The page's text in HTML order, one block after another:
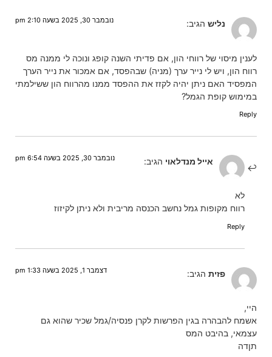
נליש הגיב: נובמבר 30, 2025 בשעה 2:10 pm
לענין מיסוי של רווחי הון, אם פדיתי השנה קופג ונוכה לי ממנה מס
רווח הון, ויש לי נייר ערך (מניה) שבהפסד, אם אמכור את נייר הערך
המפסיד האם ניתן יהיה לקזז את ההפסד ממנו מהרווח הון ששילמתי
במימוש קופת הגמל?
Reply
אייל מנדלאוי הגיב: נובמבר 30, 2025 בשעה 6:54 pm
לא
רווח מקופות גמל נחשב הכנסה מריבית ולא ניתן לקיזוז
Reply
פזית הגיב: דצמבר 1, 2025 בשעה 1:33 pm
היי,
אשמח להבהרה בגין הפרשות לקרן פנסיה/גמל שכיר שהוא גם
עצמאי, בהיבט המס
תןדה